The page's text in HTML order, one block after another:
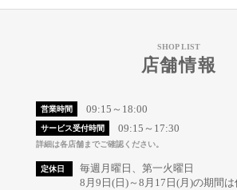
SHOP LIST
店舗情報
営業時間 09:15～18:00
サービス受付時間 09:15～17:30
詳細は各店舗までご確認ください。
定休日
毎週月曜日、第一火曜日
8月9日(日)～8月17日(月)の期間